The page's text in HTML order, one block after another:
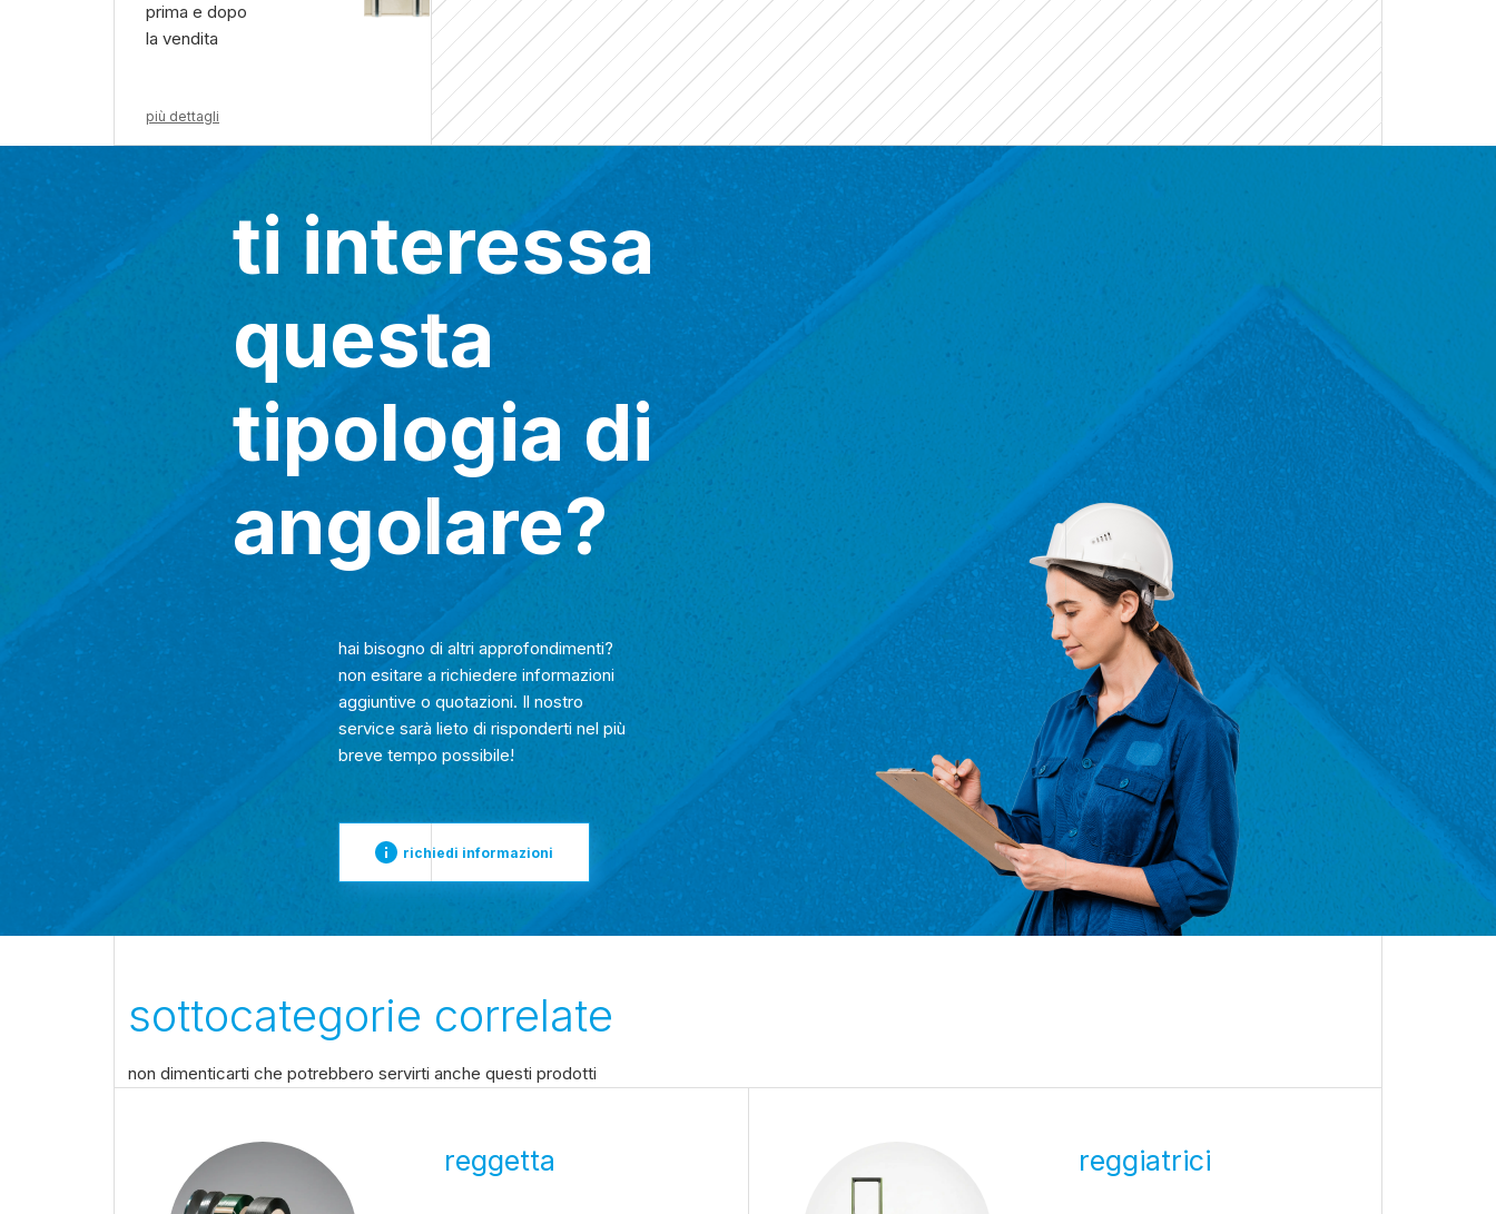
prima e dopo
la vendita
più dettagli
ti interessa
questa
tipologia di
angolare?
hai bisogno di altri approfondimenti?
non esitare a richiedere informazioni
aggiuntive o quotazioni. Il nostro
service sarà lieto di risponderti nel più
breve tempo possibile!
richiedi informazioni
sottocategorie correlate
non dimenticarti che potrebbero servirti anche questi prodotti
reggetta reggiatrici